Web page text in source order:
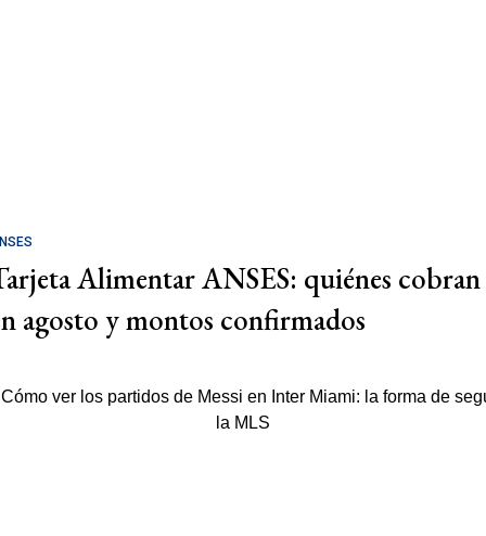
Alimentar ANSES: quiénes cobran
agosto y montos confirmados